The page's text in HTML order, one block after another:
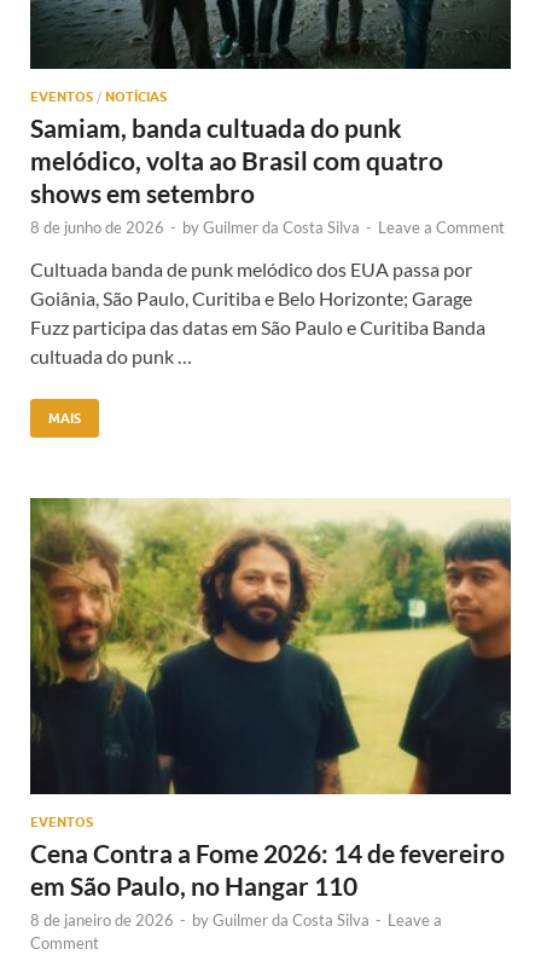
EVENTOS / NOTÍCIAS
Samiam, banda cultuada do punk
melódico, volta ao Brasil com quatro
shows em setembro
8 de junho de 2026 - byGuilmer da Costa Silva - Leave a Comment
Cultuada banda de punk melódico dos EUA passa por
Goiânia, São Paulo, Curitiba e Belo Horizonte; Garage
Fuzz participa das datas em São Paulo e Curitiba Banda
cultuada do punk …
MAIS
EVENTOS
Cena Contra a Fome 2026: 14 de fevereiro
em São Paulo, no Hangar 110
8 de janeiro de 2026 - byGuilmer da Costa Silva - Leave a
Comment